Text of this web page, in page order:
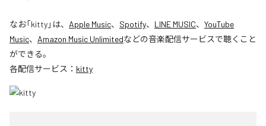
なお「kitty」は、 Apple Music、 Spotify、 LINE MUSIC、 YouTube
Music、 Amazon Music Unlimitedなどの音楽配信サービスで聴くこと
ができる。
各配信サービス： kitty